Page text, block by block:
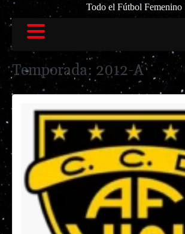
Todo el Fútbol Femenino
Temporada: 2012-A